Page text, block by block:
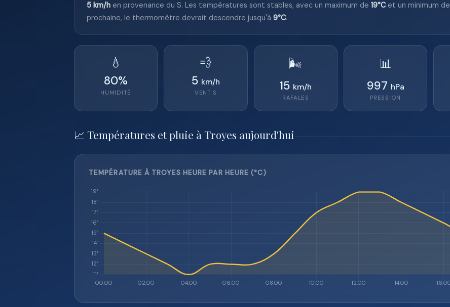
5 km/h en provenance du S. Les températures sont stables, avec un maximum de 19°Cet un minimum de
prochaine, le thermomètre devrait descendre jusqu'à 9°C.
💧
80%
HUMIDITÉ
💨
5 km/h
VENT S
🌬️
15 km/h
RAFALES
📊
997 hPa
PRESSION
📈 Températures et pluie à Troyes aujourd'hui
TEMPÉRATURE À TROYES HEURE PAR HEURE (°C)